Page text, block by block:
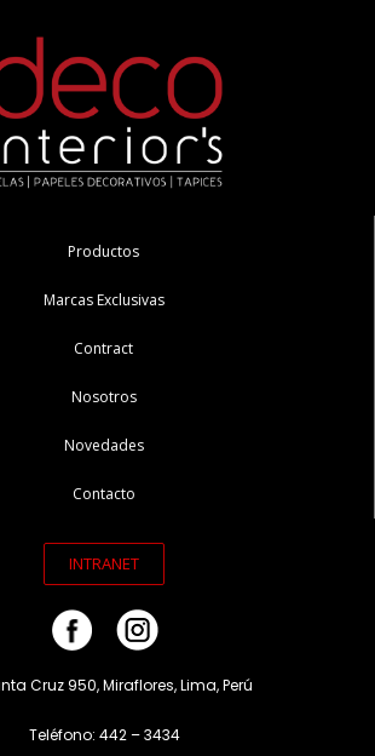
Productos
Marcas Exclusivas
Contract
Nosotros
Novedades
Contacto
INTRANET
Cruz 950, Miraflores, Lima, Perú
Teléfono: 442 – 3434